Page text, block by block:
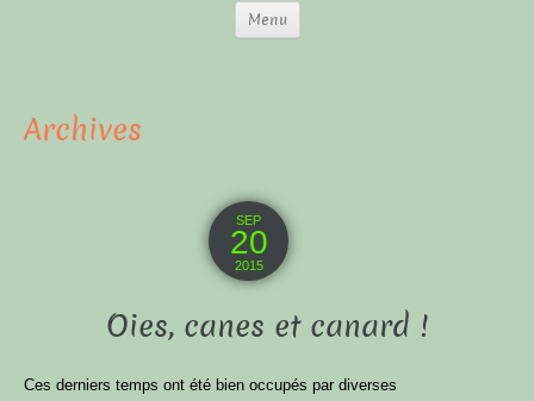
Menu
Archives
SEP
20
2015
Oies, canes et canard !
Ces derniers temps ont été bien occupés par diverses